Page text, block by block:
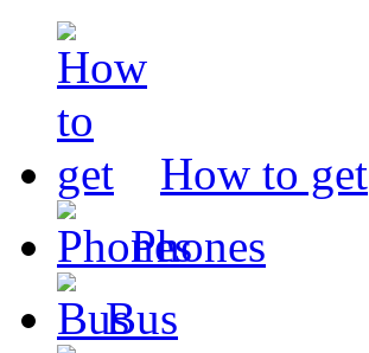
How to get
Phones
Bus